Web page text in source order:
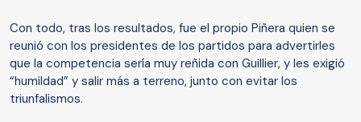
Con todo, tras los resultados, fue el propio Piñera quien se
reunió con los presidentes de los partidos para advertirles
que la competencia sería muy reñida con Guillier, y les exigió
“humildad” y salir más a terreno, junto con evitar los
triunfalismos.